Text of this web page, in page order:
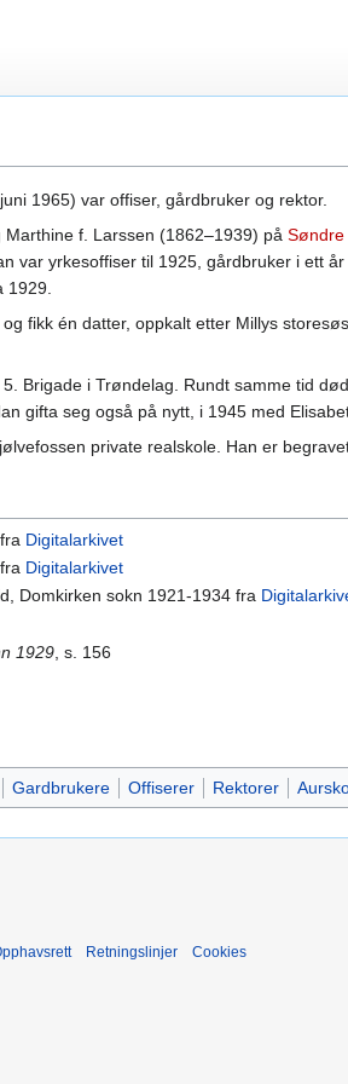
1965) var offiser, gårdbruker og rektor.
f. Larssen (1862–1939) på Søndre
var yrkesoffiser til 1925, gårdbruker i ett
1929.
fikk én datter, oppkalt etter Millys
Brigade i Trøndelag. Rundt samme tid
gifta seg også på nytt, i 1945 med
private realskole. Han er
Digitalarkivet
Digitalarkivet
Domkirken sokn 1921-1934 fra
1929, s. 156
Gardbrukere Offiserer Rektorer
Retningslinjer Cookies